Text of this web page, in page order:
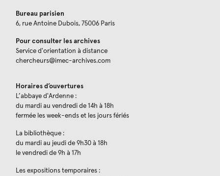
Bureau parisien
6, rue Antoine Dubois, 75006 Paris
Pour consulter les archives
Service d'orientation à distance
chercheurs@imec-archives.com
Horaires d’ouvertures
L’abbaye d'Ardenne :
du mardi au vendredi de 14h à 18h
fermée les week-ends et les jours fériés
La bibliothèque :
du mardi au jeudi de 9h30 à 18h
le vendredi de 9h à 17h
Les expositions temporaires :